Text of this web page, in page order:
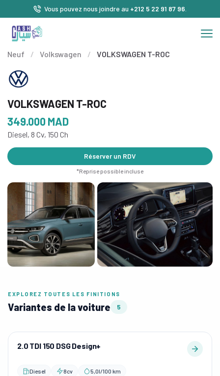
Vous pouvez nous joindre au +212 5 22 91 87 96
Neuf / Volkswagen / VOLKSWAGEN T-ROC
VOLKSWAGEN T-ROC
349.000MAD
Diesel, 8 Cv, 150 Ch
Réserver un RDV
*Reprise possible incluse
EXPLOREZ TOUTES LES FINITIONS
Variantes de la voiture 5
2.0 TDI 150 DSG Design+
Diesel 8cv 5,0l/100 km